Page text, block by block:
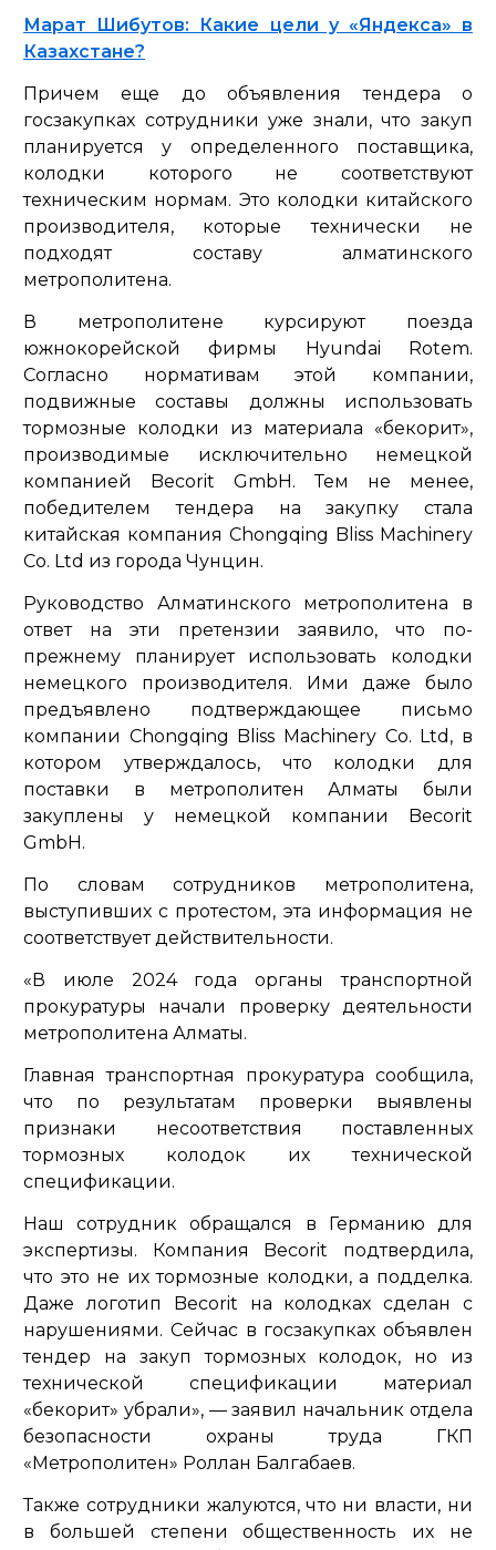
Марат Шибутов: Какие цели у «Яндекса» в
Казахстане?
Причем еще до объявления тендера о
госзакупках сотрудники уже знали, что закуп
планируется у определенного поставщика,
колодки которого не соответствуют
техническим нормам. Это колодки китайского
производителя, которые технически не
подходят составу алматинского
метрополитена.
В метрополитене курсируют поезда
южнокорейской фирмы Hyundai Rotem.
Согласно нормативам этой компании,
подвижные составы должны использовать
тормозные колодки из материала «бекорит»,
производимые исключительно немецкой
компанией Becorit GmbH. Тем не менее,
победителем тендера на закупку стала
китайская компания Chongqing Bliss Machinery
Co. Ltd из города Чунцин.
Руководство Алматинского метрополитена в
ответ на эти претензии заявило, что по-
прежнему планирует использовать колодки
немецкого производителя. Ими даже было
предъявлено подтверждающее письмо
компании Chongqing Bliss Machinery Co. Ltd, в
котором утверждалось, что колодки для
поставки в метрополитен Алматы были
закуплены у немецкой компании Becorit
GmbH.
По словам сотрудников метрополитена,
выступивших с протестом, эта информация не
соответствует действительности.
«В июле 2024 года органы транспортной
прокуратуры начали проверку деятельности
метрополитена Алматы.
Главная транспортная прокуратура сообщила,
что по результатам проверки выявлены
признаки несоответствия поставленных
тормозных колодок их технической
спецификации.
Наш сотрудник обращался в Германию для
экспертизы. Компания Becorit подтвердила,
что это не их тормозные колодки, а подделка.
Даже логотип Becorit на колодках сделан с
нарушениями. Сейчас в госзакупках объявлен
тендер на закуп тормозных колодок, но из
технической спецификации материал
«бекорит» убрали»,— заявил начальник отдела
безопасности охраны труда ГКП
«Метрополитен» Роллан Балгабаев.
Также сотрудники жалуются, что ни власти, ни
в большей степени общественность их не